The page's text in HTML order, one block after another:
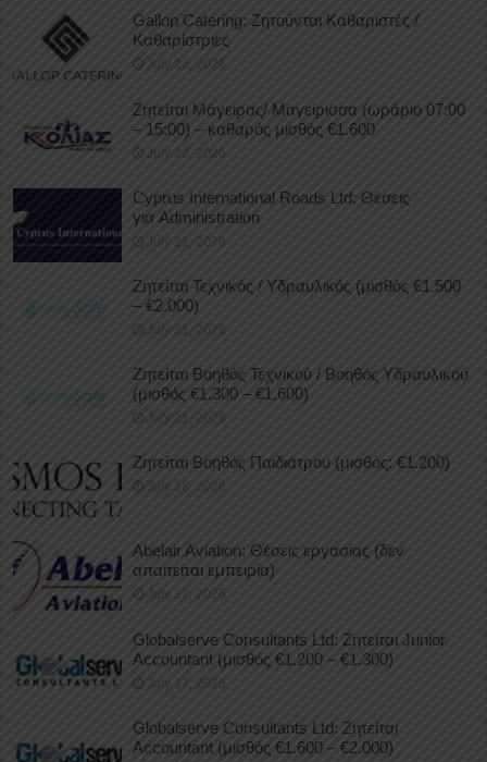
Gallop Catering: Ζητούνται Καθαριστές /
Καθαρίστριες
July 23, 2026
Ζητείται Μάγειρας/ Μαγείρισσα (ωράριο 07:00
– 15:00) – καθαρός μισθός €1.600
July 23, 2026
Cyprus International Roads Ltd: Θέσεις
για Administration
July 21, 2026
Ζητείται Τεχνικός / Υδραυλικός (μισθός €1.500
– €2.000)
July 21, 2026
Ζητείται Βοηθός Τεχνικού / Βοηθός Υδραυλικού
(μισθός €1.300 – €1.600)
July 21, 2026
Ζητείται Βοηθός Παιδιάτρου (μισθός: €1.200)
July 18, 2026
Abelair Aviation: Θέσεις εργασίας (δεν
απαιτείται εμπειρία)
July 17, 2026
Globalserve Consultants Ltd: Ζητείται Junior
Accountant (μισθός €1.200 – €1.300)
July 17, 2026
Globalserve Consultants Ltd: Ζητείται
Accountant (μισθός €1.600 – €2.000)